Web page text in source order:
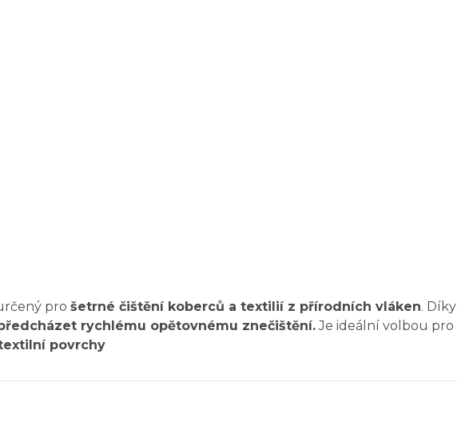
pro šetrné čištění koberců a textilií z přírodních vláken. Díky
rychlému opětovnému znečištění.Je ideální volbou pro
povrchy